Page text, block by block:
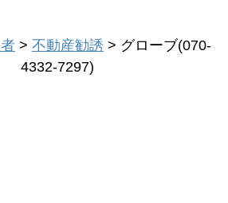
> 不動産勧誘 > グローブ(070-
4332-7297)